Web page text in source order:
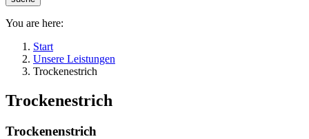
You are here:
Start
Unsere Leistungen
Trockenestrich
Trockenestrich
Trockenenstrich